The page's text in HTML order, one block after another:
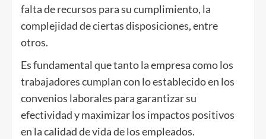
falta de recursos para su cumplimiento, la
complejidad de ciertas disposiciones, entre
otros.
Es fundamental que tanto la empresa como los
trabajadores cumplan con lo establecido en los
convenios laborales para garantizar su
efectividad y maximizar los impactos positivos
en la calidad de vida de los empleados.